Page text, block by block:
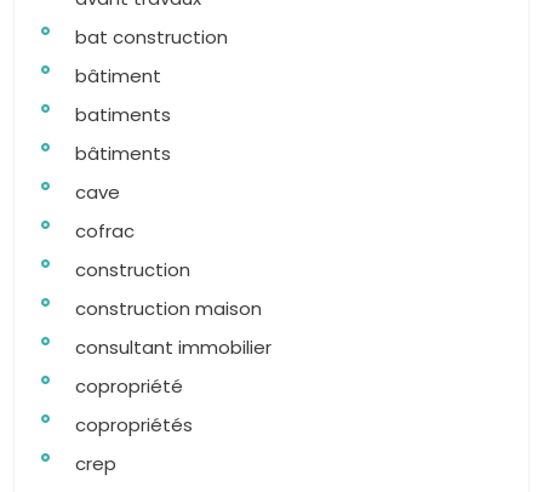
bat construction
bâtiment
batiments
bâtiments
cave
cofrac
construction
construction maison
consultant immobilier
copropriété
copropriétés
crep